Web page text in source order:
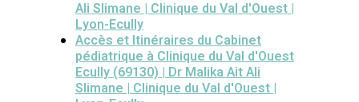
Ali Slimane | Clinique du Val d'Ouest |
Lyon-Ecully
Accès et Itinéraires du Cabinet
pédiatrique à Clinique du Val d'Ouest
Ecully (69130) | Dr Malika Ait Ali
Slimane | Clinique du Val d'Ouest |